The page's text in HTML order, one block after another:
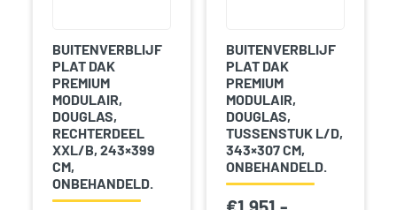
BUITENVERBLIJF
PLAT DAK
PREMIUM
MODULAIR,
DOUGLAS,
RECHTERDEEL
XXL/B, 243×399
CM,
ONBEHANDELD.
BUITENVERBLIJF
PLAT DAK
PREMIUM
MODULAIR,
DOUGLAS,
TUSSENSTUK L/D,
343×307 CM,
ONBEHANDELD.